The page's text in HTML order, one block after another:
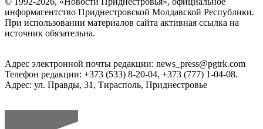
информагентство Приднестровской Молдавской Республики.
При использовании материалов сайта активная ссылка на
источник обязательна.
Адрес электронной почты редакции: news_press@pgtrk.com
Телефон редакции: +373 (533) 8-20-04, +373 (777) 1-04-08.
Адрес: ул. Правды, 31, Тирасполь, Приднестровье